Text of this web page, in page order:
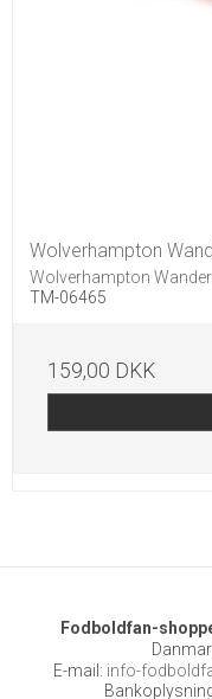
Wolverhampton
Wolverhampton
TM-06465
159,00 DKK
Fodboldfan-
E-mail: info-